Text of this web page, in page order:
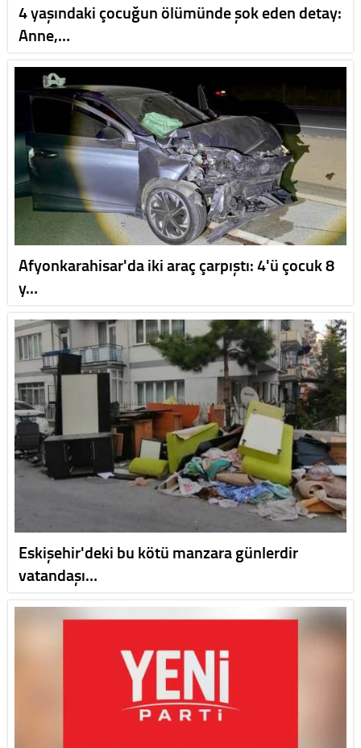
4 yaşındaki çocuğun ölümünde şok eden detay:
Anne,…
Afyonkarahisar'da iki araç çarpıştı: 4'ü çocuk 8
y…
Eskişehir'deki bu kötü manzara günlerdir
vatandaşı…